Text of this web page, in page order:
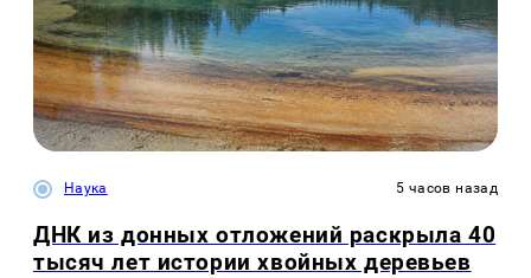
Наука 5 часов назад
ДНК из донных отложений раскрыла 40
тысяч лет истории хвойных деревьев